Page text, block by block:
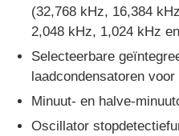
Video's
Over ons
Fabriekstocht
(32,768 kHz, 16,384
2,048 kHz, 1,024 kHz
Selecteerbare
laadcondensatoren
Minuut- en halve-
Oscillator